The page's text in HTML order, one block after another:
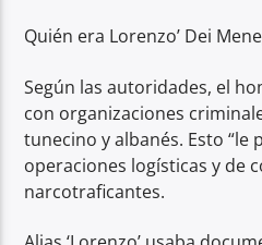
Quién era Lorenzo’ Dei
Según las autoridades, el
con organizaciones
tunecino y albanés. Esto
operaciones logísticas y de
narcotraficantes.